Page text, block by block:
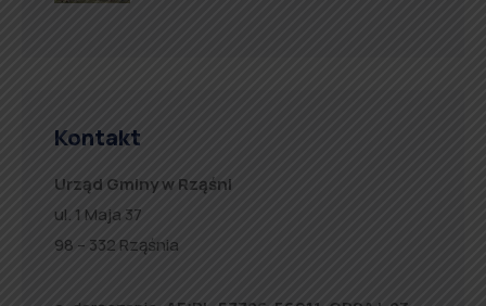
Kontakt
Urząd Gminy w Rząśni
ul. 1 Maja 37
98 – 332 Rząśnia